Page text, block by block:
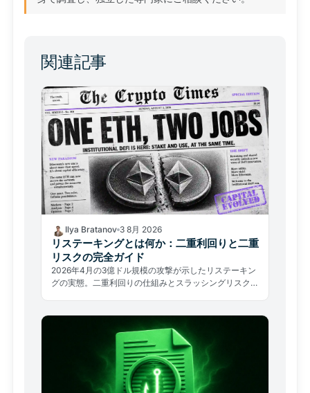
関連記事
Ilya Bratanov 3 8月 2026
リステーキングとは何か：二重利回りと二重
リスクの完全ガイド
2026年4月の3億ドル規模の攻撃が示したリステーキン
グの実態。二重利回りの仕組みとスラッシングリスク、